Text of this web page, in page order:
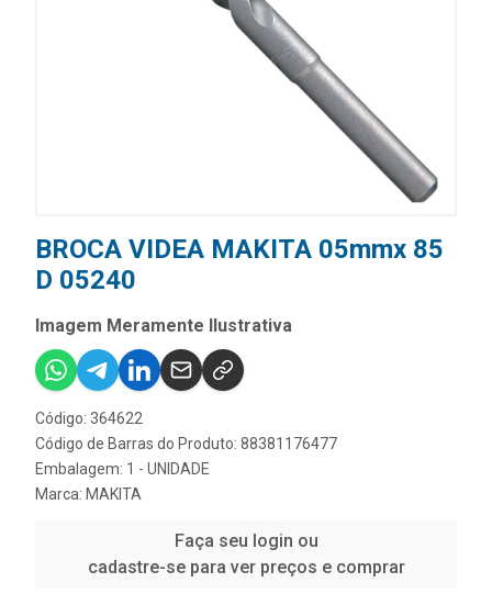
BROCA VIDEA MAKITA 05mmx 85
D 05240
Imagem Meramente Ilustrativa
Código: 364622
Código de Barras do Produto: 88381176477
Embalagem: 1 - UNIDADE
Marca: MAKITA
Faça seu login ou
cadastre-se para ver preços e comprar